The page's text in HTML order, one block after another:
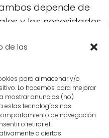
de las
para almacenar y/o
Lo hacemos para mejorar
mostrar anuncios (no)
estas tecnologías nos
de navegación
o retirar el
a ciertas
depende de
y las necesidades
¡Así que elige el que
un desayuno o
en la
granola